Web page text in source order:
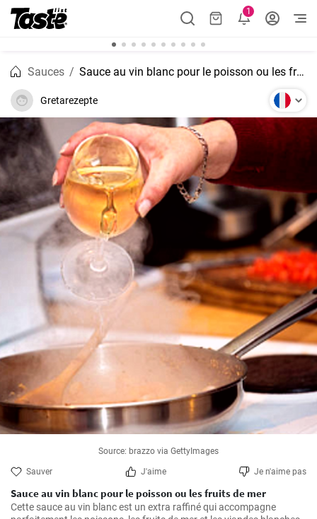
1
Sauces Sauce au vin blanc pour le poisson ou les fruits de mer
Gretarezepte
Source: brazzo via GettyImages
Sauver J'aime Je n'aime pas
Sauce au vin blanc pour le poisson ou les fruits de mer
Cette sauce au vin blanc est un extra raffiné qui accompagne